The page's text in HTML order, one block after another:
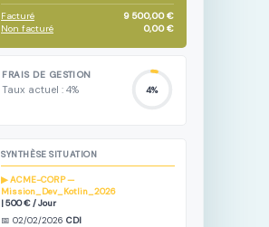
Facturé
9 500,00 €
Non facturé
0,00 €
FRAIS DE GESTION
Taux actuel : 4% 4%
SYNTHÈSE SITUATION
▶ ACME-CORP —
Mission_Dev_Kotlin_2026
| 500 € / Jour
📅 02/02/2026CDI